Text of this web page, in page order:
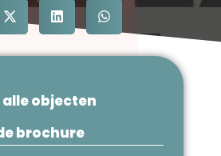
objecten
brochure